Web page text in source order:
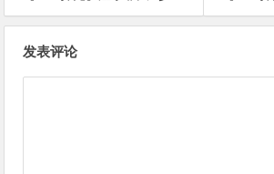
发表评论